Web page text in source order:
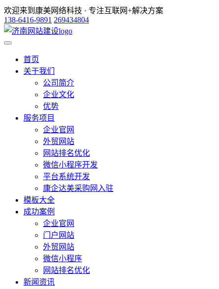
欢迎来到康美网络科技 · 专注互联网+解决方案
138-6416-9891 269434804
首页
关于我们
公司简介
企业文化
优势
服务项目
企业官网
外贸网站
网站排名优化
微信小程序开发
平台系统开发
康企达美采购网入驻
模板大全
成功案例
企业官网
门户网站
外贸网站
微信小程序
网站排名优化
新闻资讯